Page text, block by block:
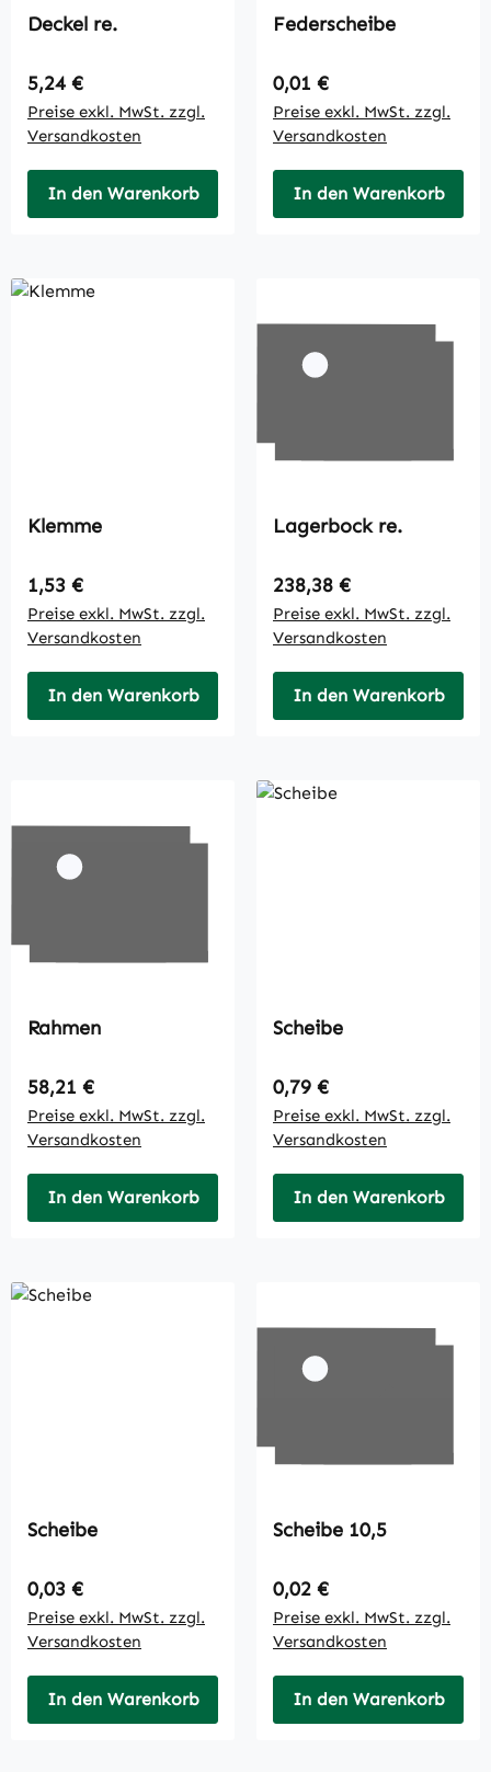
Deckel re.
Regulärer Preis:
5,24 €
Preise exkl. MwSt. zzgl.
Versandkosten
In den Warenkorb
Federscheibe
Regulärer Preis:
0,01 €
Preise exkl. MwSt. zzgl.
Versandkosten
In den Warenkorb
Klemme
Regulärer Preis:
1,53 €
Preise exkl. MwSt. zzgl.
Versandkosten
In den Warenkorb
Lagerbock re.
Regulärer Preis:
238,38 €
Preise exkl. MwSt. zzgl.
Versandkosten
In den Warenkorb
Rahmen
Regulärer Preis:
58,21 €
Preise exkl. MwSt. zzgl.
Versandkosten
In den Warenkorb
Scheibe
Regulärer Preis:
0,79 €
Preise exkl. MwSt. zzgl.
Versandkosten
In den Warenkorb
Scheibe
Regulärer Preis:
0,03 €
Preise exkl. MwSt. zzgl.
Versandkosten
In den Warenkorb
Scheibe 10,5
Regulärer Preis:
0,02 €
Preise exkl. MwSt. zzgl.
Versandkosten
In den Warenkorb